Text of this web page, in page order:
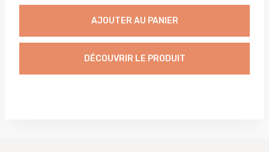
AJOUTER AU PANIER
DÉCOUVRIR LE PRODUIT